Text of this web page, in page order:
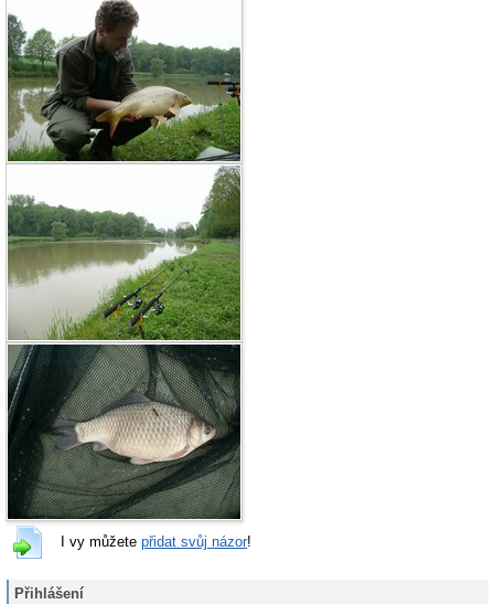
I vy můžete přidat svůj názor!
Přihlášení